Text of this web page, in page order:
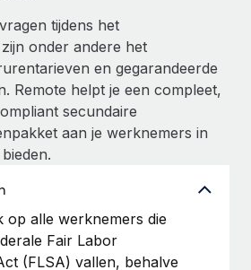
voor
IT-middelen
entiteiten op
moeiteloos over
tijdens het
onder andere het
en gegarandeerde
Remote helpt je een compleet,
secundaire
aan je werknemers in
op alle werknemers die
Fair Labor
(FLSA) vallen, behalve